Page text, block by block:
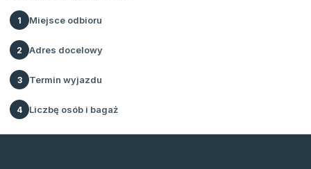
1 Miejsce odbioru
2 Adres docelowy
3 Termin wyjazdu
4 Liczbę osób i bagaż